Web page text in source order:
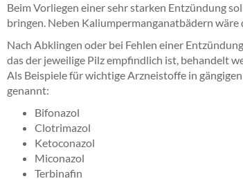
Beim Vorliegen einer sehr starken Entzündung
bringen. Neben Kaliumpermanganatbädern
Nach Abklingen oder bei Fehlen einer
das der jeweilige Pilz empfindlich ist, behandelt
Als Beispiele für wichtige Arzneistoffe in
genannt:
Bifonazol
Clotrimazol
Ketoconazol
Miconazol
Terbinafin